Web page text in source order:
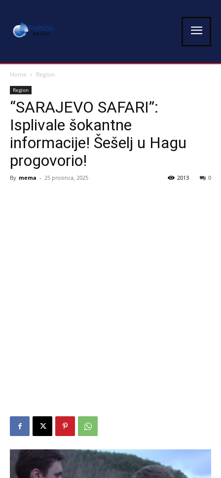
Home Region
Region
“SARAJEVO SAFARI”:
Isplivale šokantne
informacije! Šešelj u Hagu
progovorio!
By mema - 25 prosinca, 2025 0
2013